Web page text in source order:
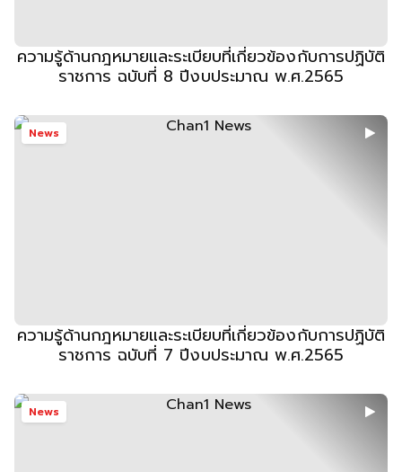
ความรู้ด้านกฎหมายและระเบียบที่เกี่ยวข้องกับการปฏิบัติ
ราชการ ฉบับที่ 8 ปีงบประมาณ พ.ศ.2565
News
ความรู้ด้านกฎหมายและระเบียบที่เกี่ยวข้องกับการปฏิบัติ
ราชการ ฉบับที่ 7 ปีงบประมาณ พ.ศ.2565
News